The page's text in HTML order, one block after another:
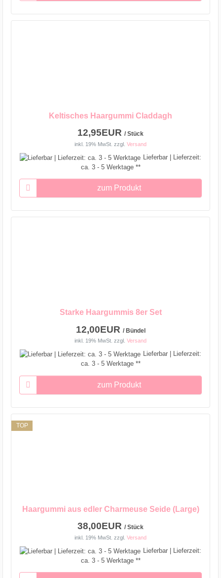
Keltisches Haargummi Claddagh
12,95EUR / Stück
inkl. 19% MwSt. zzgl. Versand
Lieferbar | Lieferzeit:
ca. 3 - 5 Werktage **
zum Produkt
Starke Haargummis 8er Set
12,00EUR / Bündel
inkl. 19% MwSt. zzgl. Versand
Lieferbar | Lieferzeit:
ca. 3 - 5 Werktage **
zum Produkt
TOP
Haargummi aus edler Charmeuse Seide (Large)
38,00EUR / Stück
inkl. 19% MwSt. zzgl. Versand
Lieferbar | Lieferzeit:
ca. 3 - 5 Werktage **